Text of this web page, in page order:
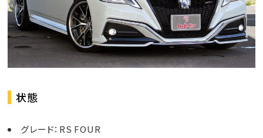
状態
グレード：RS FOUR